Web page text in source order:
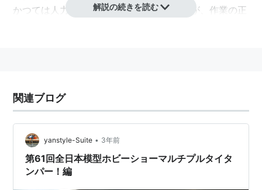
かつては人力に頼っていた保線作業だったが、作業の正
に行うことができる大型機械で、1時間に300-500mの
保線作業が可能である。
解説の続きを読む
関連ブログ
yanstyle-Suite • 3年前
第61回全日本模型ホビーショーマルチプルタイタ
ンパー！編